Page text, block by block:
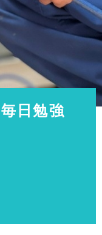
日勉強